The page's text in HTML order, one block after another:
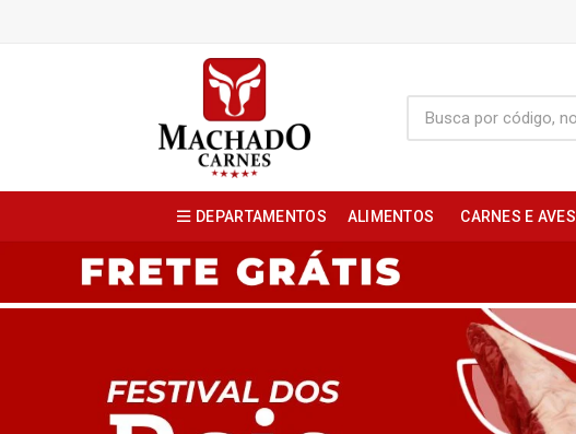
DEPARTAMENTOS ALIMENTOS CARNES E AVES